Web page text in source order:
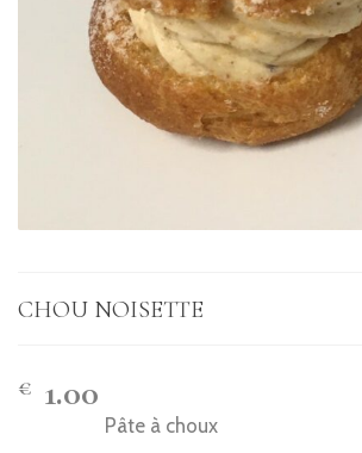
CHOU NOISETTE
€ 1.00
Pâte à choux